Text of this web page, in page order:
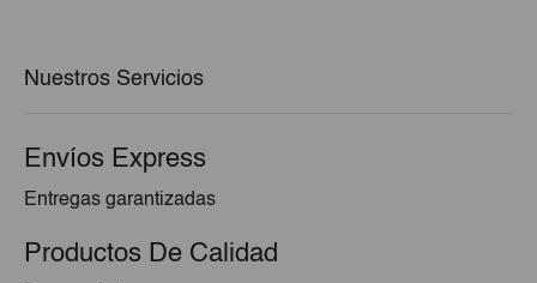
Nuestros Servicios
Envíos Express
Entregas garantizadas
Productos De Calidad